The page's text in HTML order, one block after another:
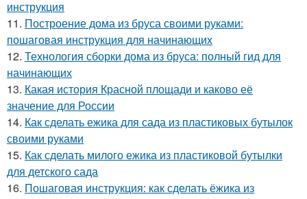
инструкция
11. Построение дома из бруса своими руками:
пошаговая инструкция для начинающих
12. Технология сборки дома из бруса: полный гид для
начинающих
13. Какая история Красной площади и каково её
значение для России
14. Как сделать ежика для сада из пластиковых бутылок
своими руками
15. Как сделать милого ежика из пластиковой бутылки
для детского сада
16. Пошаговая инструкция: как сделать ёжика из